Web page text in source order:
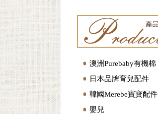
澳洲Purebaby有機棉
日本品牌育兒配件
韓國Merebe寶寶配件
嬰兒